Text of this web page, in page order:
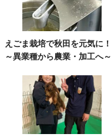
えごま栽培で秋田を元気に！
～異業種から農業・加工へ～